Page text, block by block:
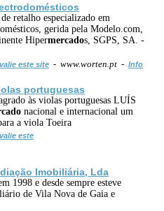
retalho especializado em
gerida pela Modelo.com,
Hipermercados, SGPS, SA. -
este site - www.worten.pt - Info
portuguesas
às violas portuguesas LUÍS
nacional e internacional um
a viola Toeira
este
Imobiliária, Lda
1998 e desde sempre esteve
de Vila Nova de Gaia e